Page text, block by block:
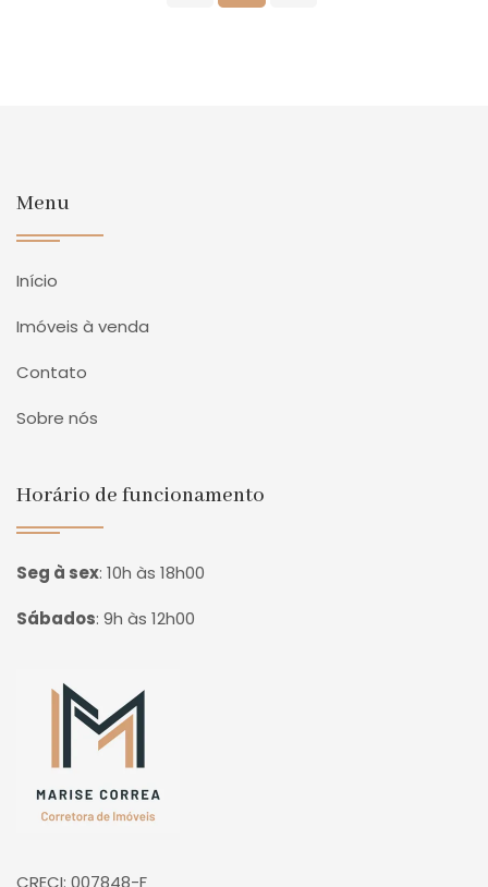
Menu
Início
Imóveis à venda
Contato
Sobre nós
Horário de funcionamento
Seg à sex: 10h às 18h00
Sábados: 9h às 12h00
Página inicial
CRECI: 007848-F